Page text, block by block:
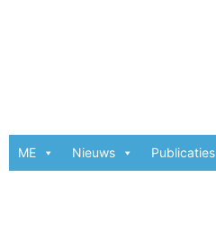
ME Nieuws Publicaties